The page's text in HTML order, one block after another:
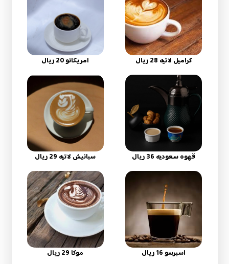
كراميل لاتيه 28 ريال امريكانو 20 ريال
قهوه سعوديه 36 ريال سبانيش لاتيه 29 ريال
اسبرسو 16 ريال موكا 29 ريال